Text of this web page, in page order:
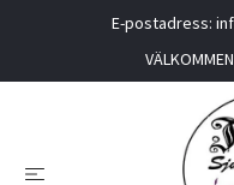
E-postadress: